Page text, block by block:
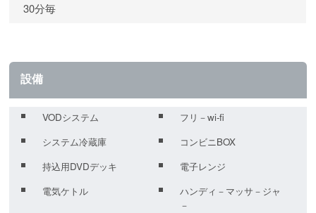
30分毎
設備
VODシステム
フリ－wi-fi
システム冷蔵庫
コンビニBOX
持込用DVDデッキ
電子レンジ
電気ケトル
ハンディ－マッサ－ジャ
－